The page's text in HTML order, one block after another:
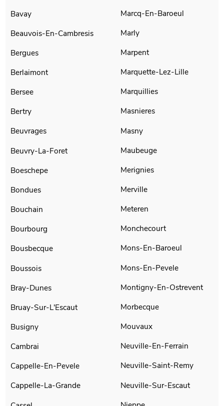
Bavay
Beauvois-En-Cambresis
Bergues
Berlaimont
Bersee
Bertry
Beuvrages
Beuvry-La-Foret
Boeschepe
Bondues
Bouchain
Bourbourg
Bousbecque
Boussois
Bray-Dunes
Bruay-Sur-L'Escaut
Busigny
Cambrai
Cappelle-En-Pevele
Cappelle-La-Grande
Marcq-En-Baroeul
Marly
Marpent
Marquette-Lez-Lille
Marquillies
Masnieres
Masny
Maubeuge
Merignies
Merville
Meteren
Monchecourt
Mons-En-Baroeul
Mons-En-Pevele
Montigny-En-Ostrevent
Morbecque
Mouvaux
Neuville-En-Ferrain
Neuville-Saint-Remy
Neuville-Sur-Escaut